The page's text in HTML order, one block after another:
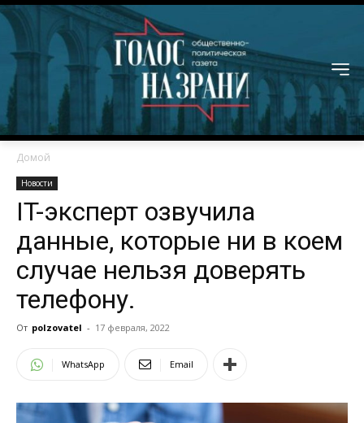
Домой
Новости
IT-эксперт озвучила
данные, которые ни в коем
случае нельзя доверять
телефону.
От polzovatel - 17 февраля, 2022
WhatsApp Email